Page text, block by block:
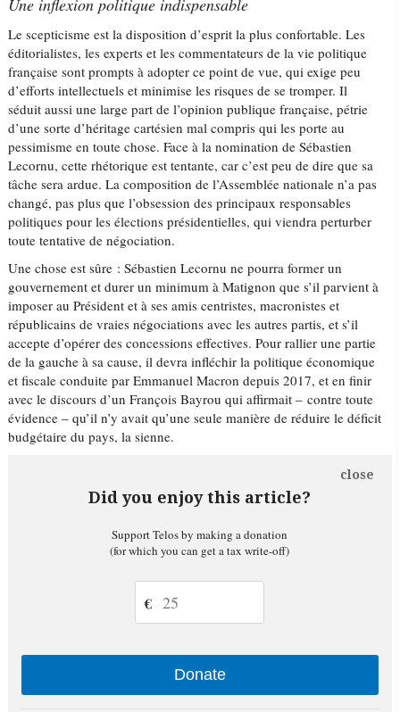
Une inflexion politique indispensable
Le scepticisme est la disposition d’esprit la plus confortable. Les
éditorialistes, les experts et les commentateurs de la vie politique
française sont prompts à adopter ce point de vue, qui exige peu
d’efforts intellectuels et minimise les risques de se tromper. Il
séduit aussi une large part de l’opinion publique française, pétrie
d’une sorte d’héritage cartésien mal compris qui les porte au
pessimisme en toute chose. Face à la nomination de Sébastien
Lecornu, cette rhétorique est tentante, car c’est peu de dire que sa
tâche sera ardue. La composition de l’Assemblée nationale n’a pas
changé, pas plus que l’obsession des principaux responsables
politiques pour les élections présidentielles, qui viendra perturber
toute tentative de négociation.
Une chose est sûre : Sébastien Lecornu ne pourra former un
gouvernement et durer un minimum à Matignon que s’il parvient à
imposer au Président et à ses amis centristes, macronistes et
républicains de vraies négociations avec les autres partis, et s’il
accepte d’opérer des concessions effectives. Pour rallier une partie
de la gauche à sa cause, il devra infléchir la politique économique
et fiscale conduite par Emmanuel Macron depuis 2017, et en finir
avec le discours d’un François Bayrou qui affirmait – contre toute
évidence – qu’il n’y avait qu’une seule manière de réduire le déficit
budgétaire du pays, la sienne.
Did you enjoy this article?
close
Support Telos by making a donation
(for which you can get a tax write-off)
€
Donate